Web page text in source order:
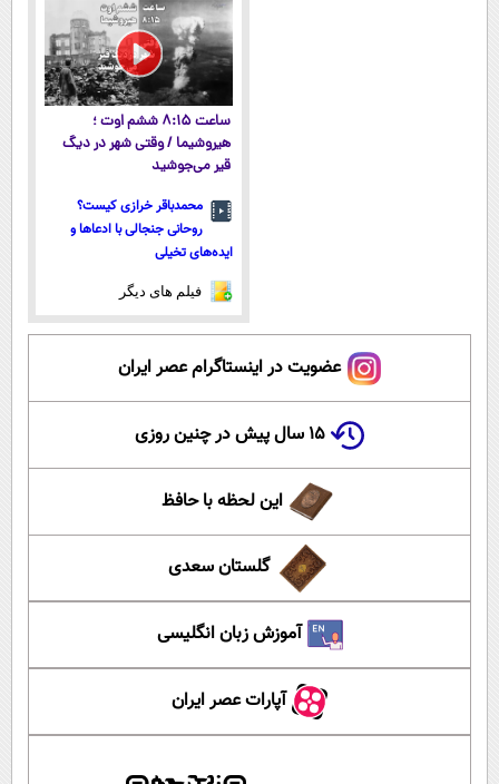
ساعت ۸:۱۵ ششم اوت ؛
هیروشیما / وقتی شهر در دیگ
قیر می‌جوشید
محمدباقر خرازی کیست؟
روحانی جنجالی با ادعاها و
ایده‌های تخیلی
فیلم های دیگر
عضویت در اینستاگرام عصر ایران
۱۵ سال پیش در چنین روزی
این لحظه با حافظ
گلستان سعدی
آموزش زبان انگلیسی
آپارات عصر ایران